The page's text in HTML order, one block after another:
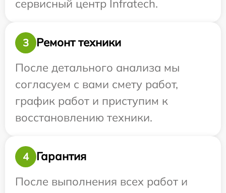
сервисный центр Infratech.
3
Ремонт техники
После детального анализа мы
согласуем с вами смету работ,
график работ и приступим к
восстановлению техники.
4
Гарантия
После выполнения всех работ и